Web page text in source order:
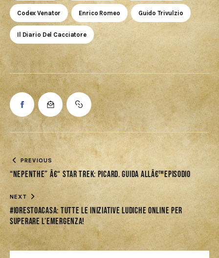
Codex Venator Enrico Romeo Guido Trivulzio
Il Diario Del Cacciatore
PREVIOUS
“Nepenthe” â€“ Star Trek: Picard. Guida allâ€™episodio
NEXT
#iorestoacasa: tutte le iniziative ludiche online per
superare l’emergenza!